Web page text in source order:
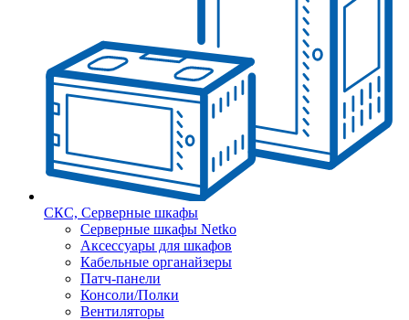
СКС, Серверные шкафы
Серверные шкафы Netko
Аксессуары для шкафов
Кабельные органайзеры
Патч-панели
Консоли/Полки
Вентиляторы